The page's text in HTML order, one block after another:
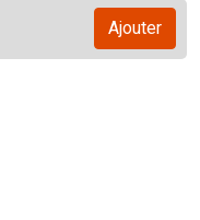
Ajouter